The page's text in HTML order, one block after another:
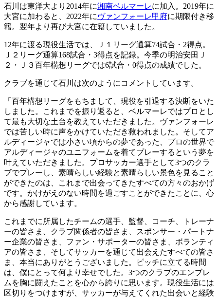
石川は東洋大より2014年に湘南ベルマーレに加入。2019年に
大宮に加わると、2022年に ヴァンフォーレ甲府に期限付き移
籍。翌年より再び大宮に在籍していました。
12年に渡る現役生活では、Ｊ１リーグ通算74試合・2得点。
Ｊ２リーグ通算168試合・3得点を記録。今季の明治安田Ｊ
２・Ｊ３百年構想リーグでは6試合・0得点の成績でした。
クラブを通じて石川は次のようにコメントしています。
「百年構想リーグをもちまして、現役を引退する決断をいた
しました。これまでを振り返ると、ベルマーレではプロとし
て最も大切な土台を教えていただきました。ヴァンフォーレ
では苦しい時に声をかけていただき救われました。そしてア
ルディージャでは小さい頃からの夢であった、プロの世界で
アルディージャのユニフォームを着てプレーするという夢を
叶えていただきました。プロサッカー選手として3つのクラ
ブでプレーし、素晴らしい経験と素晴らしい景色を見ること
ができたのは、これまで出会ってきたすべての方々のおかげ
です。かけがえのない時間を過ごすことができたことに、心
から感謝しています。
これまでに所属したチームの選手、監督、コーチ、トレーナ
ーの皆さま、クラブ関係者の皆さま、スポンサー・パートナ
ー企業の皆さま、ファン・サポーターの皆さま、ボランティ
アの皆さま、そしてサッカーを通じて出会えたすべての皆さ
ま、本当にありがとうございました。ピッチに立てる時間
は、僕にとって何より幸せでした。3つのクラブのエンブレ
ムを胸に闘えたことを心から誇りに思います。現役生活には
区切りをつけますが、サッカーが与えてくれた出会いと経験